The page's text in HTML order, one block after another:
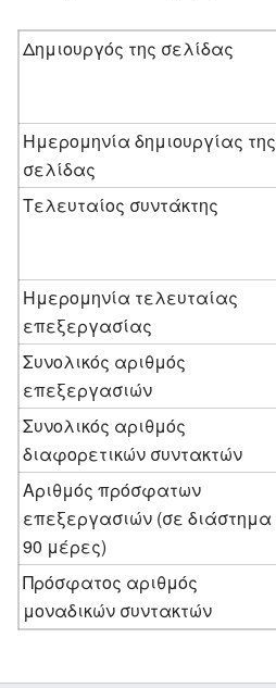
Δημιουργός της σελίδας
Ημερομηνία δημιουργίας της
σελίδας
Τελευταίος συντάκτης
Ημερομηνία τελευταίας
επεξεργασίας
Συνολικός αριθμός
επεξεργασιών
Συνολικός αριθμός
διαφορετικών συντακτών
Αριθμός πρόσφατων
επεξεργασιών (σε διάστημα
90 μέρες)
Πρόσφατος αριθμός
μοναδικών συντακτών